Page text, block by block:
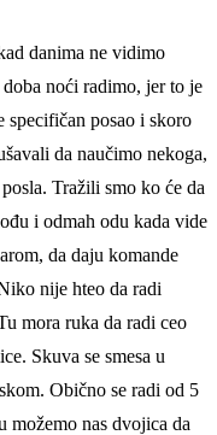
danima ne vidimo
noći radimo, jer to je
specifičan posao i skoro
da naučimo nekoga,
Tražili smo ko će da
i odmah odu kada vide
da daju komande
nije hteo da radi
mora ruka da radi ceo
Skuva se smesa u
Obično se radi od 5
nas dvojica da